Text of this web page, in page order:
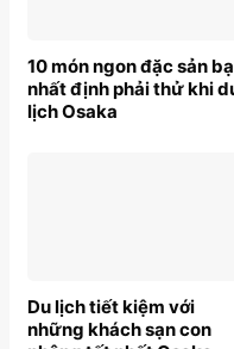
10 món ngon đặc sản
nhất định phải thử khi
lịch Osaka
Du lịch tiết kiệm với
những khách sạn con